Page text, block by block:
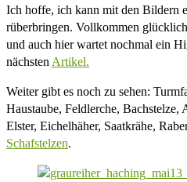
Ich hoffe, ich kann mit den Bildern
rüberbringen. Vollkommen
und auch hier wartet nochmal ein
nächsten Artikel.
Weiter gibt es noch zu sehen:
Haustaube, Feldlerche,
Elster, Eichelhäher, Saatkrähe,
Schafstelzen.